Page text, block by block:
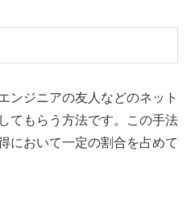
ンジニアの友人などのネット
てもらう方法です。この手法
において一定の割合を占めて